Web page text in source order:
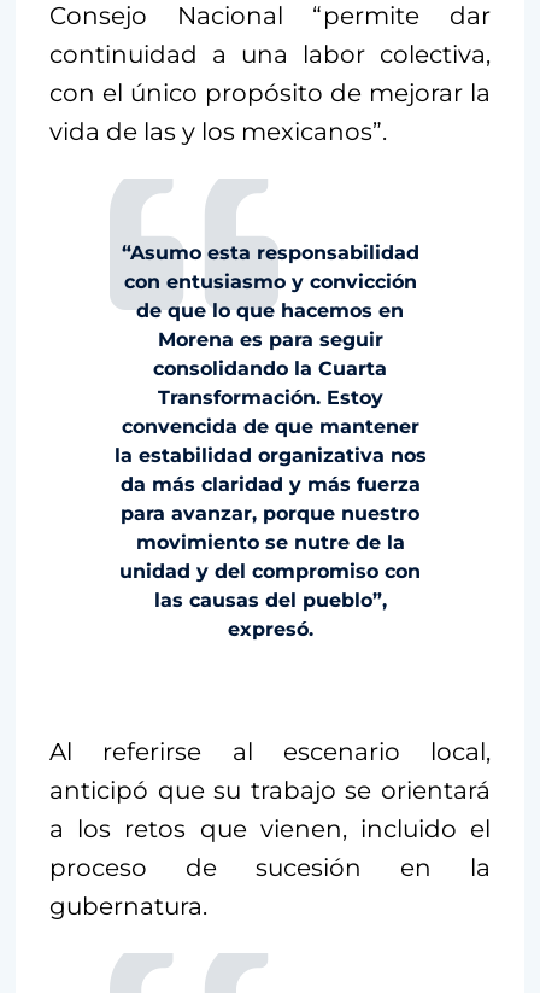
Consejo Nacional “permite dar
continuidad a una labor colectiva,
con el único propósito de mejorar la
vida de las y los mexicanos”.
“Asumo esta responsabilidad
con entusiasmo y convicción
de que lo que hacemos en
Morena es para seguir
consolidando la Cuarta
Transformación. Estoy
convencida de que mantener
la estabilidad organizativa nos
da más claridad y más fuerza
para avanzar, porque nuestro
movimiento se nutre de la
unidad y del compromiso con
las causas del pueblo”,
expresó.
Al referirse al escenario local,
anticipó que su trabajo se orientará
a los retos que vienen, incluido el
proceso de sucesión en la
gubernatura.